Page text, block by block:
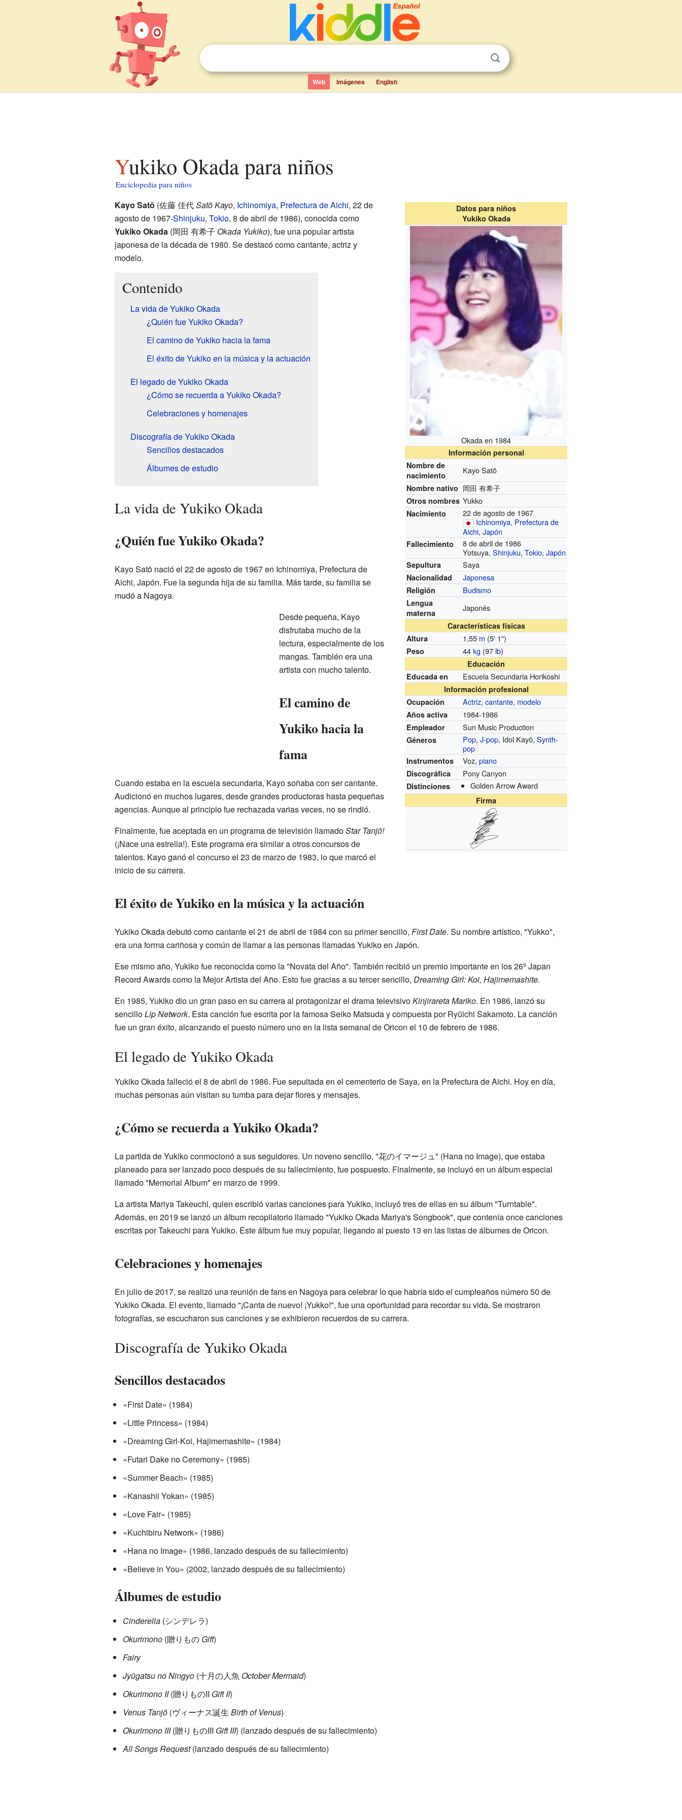
Web Imágenes English
Yukiko Okada para niños
Enciclopedia para niños
Datos para niños
Yukiko Okada
Okada en 1984
Información personal
Nombre de
nacimiento
Kayo Satō
Nombre nativo 岡田 有希子
Otros nombres Yukko
Nacimiento
22 de agosto de 1967
Ichinomiya, Prefectura de
Aichi,Japón
Fallecimiento
8 de abril de 1986
Yotsuya,Shinjuku,Tokio,Japón
Sepultura Saya
Nacionalidad Japonesa
Religión Budismo
Lengua
materna
Japonés
Características físicas
Altura
1,55 m (5′ 1″)
Peso 44kg (97 lb)
Educación
Educada en
Escuela Secundaria Horikoshi
Información profesional
Ocupación
Actriz,cantante, modelo
Años activa 1984-1986
Empleador Sun Music Production
Géneros Pop,J-pop, Idol Kayō,Synth-
pop
Instrumentos Voz,piano
Discográfica Pony Canyon
Distinciones Golden Arrow Award
Firma
Kayo Satō (佐藤 佳代Satō Kayo, Ichinomiya, Prefectura de Aichi, 22 de
agosto de 1967-Shinjuku, Tokio, 8 de abril de 1986), conocida como
Yukiko Okada (岡田 有希子 Okada Yukiko), fue una popular artista
japonesa de la década de 1980. Se destacó como cantante, actriz y
modelo.
Contenido
La vida de Yukiko Okada
¿Quién fue Yukiko Okada?
El camino de Yukiko hacia la fama
El éxito de Yukiko en la música y la actuación
El legado de Yukiko Okada
¿Cómo se recuerda a Yukiko Okada?
Celebraciones y homenajes
Discografía de Yukiko Okada
Sencillos destacados
Álbumes de estudio
La vida de Yukiko Okada
¿Quién fue Yukiko Okada?
Kayo Satō nació el 22 de agosto de 1967 en Ichinomiya, Prefectura de
Aichi, Japón. Fue la segunda hija de su familia. Más tarde, su familia se
mudó a Nagoya.
Desde pequeña, Kayo
disfrutaba mucho de la
lectura, especialmente de los
mangas. También era una
artista con mucho talento.
El camino de
Yukiko hacia la
fama
Cuando estaba en la escuela secundaria, Kayo soñaba con ser cantante.
Audicionó en muchos lugares, desde grandes productoras hasta pequeñas
agencias. Aunque al principio fue rechazada varias veces, no se rindió.
Finalmente, fue aceptada en un programa de televisión llamadoStar Tanjō!
(¡Nace una estrella!). Este programa era similar a otros concursos de
talentos. Kayo ganó el concurso el 23 de marzo de 1983, lo que marcó el
inicio de su carrera.
El éxito de Yukiko en la música y la actuación
Yukiko Okada debutó como cantante el 21 de abril de 1984 con su primer sencillo, First Date. Su nombre artístico, "Yukko",
era una forma cariñosa y común de llamar a las personas llamadas Yukiko en Japón.
Ese mismo año, Yukiko fue reconocida como la "Novata del Año". También recibió un premio importante en los 26º Japan
Record Awards como la Mejor Artista del Año. Esto fue gracias a su tercer sencillo, Dreaming Girl: Koi, Hajimemashite.
En 1985, Yukiko dio un gran paso en su carrera al protagonizar el drama televisivoKinjirareta Mariko. En 1986, lanzó su
sencilloLip Network. Esta canción fue escrita por la famosa Seiko Matsuda y compuesta por Ryūichi Sakamoto. La canción
fue un gran éxito, alcanzando el puesto número uno en la lista semanal de Oricon el 10 de febrero de 1986.
El legado de Yukiko Okada
Yukiko Okada falleció el 8 de abril de 1986. Fue sepultada en el cementerio de Saya, en la Prefectura de Aichi. Hoy en día,
muchas personas aún visitan su tumba para dejar flores y mensajes.
¿Cómo se recuerda a Yukiko Okada?
La partida de Yukiko conmocionó a sus seguidores. Un noveno sencillo, "花のイマージュ" (Hana no Image), que estaba
planeado para ser lanzado poco después de su fallecimiento, fue pospuesto. Finalmente, se incluyó en un álbum especial
llamado "Memorial Album" en marzo de 1999.
La artista Mariya Takeuchi, quien escribió varias canciones para Yukiko, incluyó tres de ellas en su álbum "Turntable".
Además, en 2019 se lanzó un álbum recopilatorio llamado "Yukiko Okada Mariya's Songbook", que contenía once canciones
escritas por Takeuchi para Yukiko. Este álbum fue muy popular, llegando al puesto 13 en las listas de álbumes de Oricon.
Celebraciones y homenajes
En julio de 2017, se realizó una reunión de fans en Nagoya para celebrar lo que habría sido el cumpleaños número 50 de
Yukiko Okada. El evento, llamado "¡Canta de nuevo! ¡Yukko!", fue una oportunidad para recordar su vida. Se mostraron
fotografías, se escucharon sus canciones y se exhibieron recuerdos de su carrera.
Discografía de Yukiko Okada
Sencillos destacados
«First Date» (1984)
«Little Princess» (1984)
«Dreaming Girl-Koi, Hajimemashite» (1984)
«Futari Dake no Ceremony» (1985)
«Summer Beach» (1985)
«Kanashii Yokan» (1985)
«Love Fair» (1985)
«Kuchibiru Network» (1986)
«Hana no Image» (1986, lanzado después de su fallecimiento)
«Believe in You» (2002, lanzado después de su fallecimiento)
Álbumes de estudio
Cinderella (シンデレラ)
Okurimono (贈りもの Gift)
Fairy
Jyūgatsu no Ningyo (十月の人魚 October Mermaid)
Okurimono II (贈りものII Gift II)
Venus Tanjō (ヴィーナス誕生 Birth of Venus)
Okurimono III (贈りものIII Gift III) (lanzado después de su fallecimiento)
All Songs Request(lanzado después de su fallecimiento)